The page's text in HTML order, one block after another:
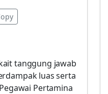
tanggung jawab
luas serta
Pertamina